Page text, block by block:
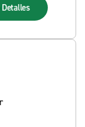
Detalles